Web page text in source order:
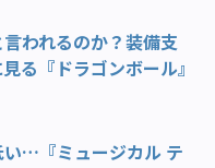
われるのか？装備支
る『ドラゴンボール』
い…『ミュージカル テ